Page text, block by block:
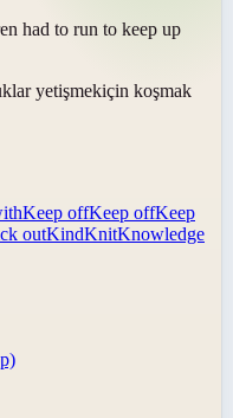
had to run to keep up
yetişmekiçin koşmak
Keep offKeep offKeep
outKindKnitKnowledge